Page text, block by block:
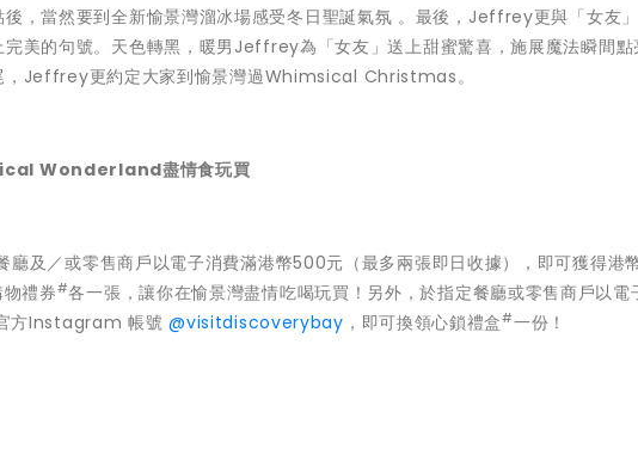
，當然要到全新愉景灣溜冰場感受冬日聖誕氣氛 。最後，Jeffrey更與「女友
美的句號。天色轉黑，暖男Jeffrey為「女友」送上甜蜜驚喜，施展魔法瞬間點
，Jeffrey更約定大家到愉景灣過Whimsical Christmas。
Wonderland盡情食玩買
廳及／或零售商戶以電子消費滿港幣500元（最多兩張即日收據），即可獲得港
禮券#各一張，讓你在愉景灣盡情吃喝玩買！另外，於指定餐廳或零售商戶以電
方Instagram 帳號@visitdiscoverybay ，即可換領心鎖禮盒#一份！